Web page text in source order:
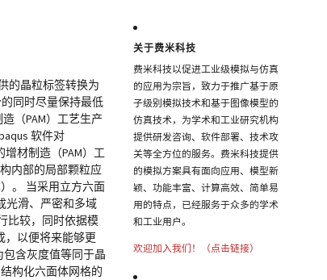
的晶粒标签转换为
同时尽量保持最低
（PAM）工艺生产
软件对
材制造（PAM）工
内部的局部颗粒应
。 当采用立方六面
光滑、严密和多域
比较，同时依据模
，以便将来能够更
包含灰度值等同于晶
构化六面体网格的
关于费米科技
费米科技以促进工业级模拟与仿真
的应用为宗旨，致力于推广基于原
子级别模拟技术和基于图像模型的
仿真技术，为学术和工业研究机构
提供研发咨询、软件部署、技术攻
关等全方位的服务。费米科技提供
的模拟方案具有面向应用、模型新
颖、功能丰富、计算高效、简单易
用的特点，已经服务于众多的学术
和工业用户。
欢迎加入我们！（点击链接）